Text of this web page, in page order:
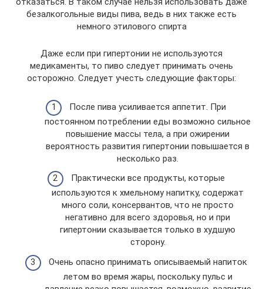
безалкогольные виды пива, ведь в них также есть
немного этилового спирта
Даже если при гипертонии не используются
медикаменты, то пиво следует принимать очень
осторожно. Следует учесть следующие факторы:
После пива усиливается аппетит. При
постоянном потреблении еды возможно сильное
повышение массы тела, а при ожирении
вероятность развития гипертонии повышается в
несколько раз.
Практически все продукты, которые
используются к хмельному напитку, содержат
много соли, консервантов, что не просто
негативно для всего здоровья, но и при
гипертонии сказывается только в худшую
сторону.
Очень опасно принимать описываемый напиток
летом во время жары, поскольку пульс и